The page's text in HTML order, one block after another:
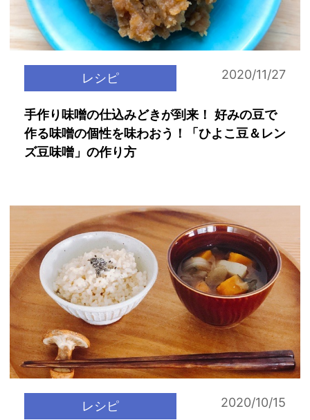
レシピ 2020/11/27
手作り味噌の仕込みどきが到来！ 好みの豆で
作る味噌の個性を味わおう！「ひよこ豆＆レン
ズ豆味噌」の作り方
レシピ 2020/10/15